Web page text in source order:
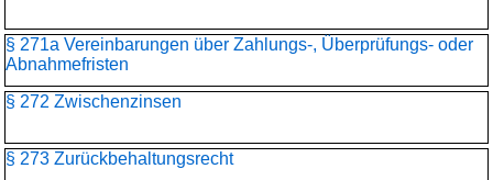
§ 271a Vereinbarungen über Zahlungs-, Überprüfungs- oder
Abnahmefristen
§ 272 Zwischenzinsen
§ 273 Zurückbehaltungsrecht